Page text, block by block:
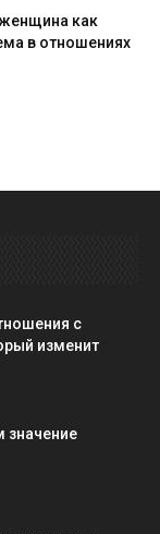
как
в отношениях
с
изменит
значение